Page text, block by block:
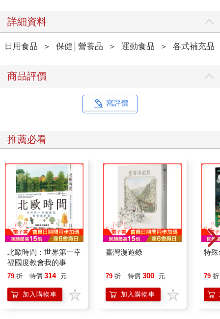
詳細資料
日用食品 ＞ 保健│營養品 ＞ 運動食品 ＞ 各式補充品
商品評價
寫評價
推薦必看
北歐時間：世界第一幸
福國度教會我的事
79 折 特價 314 元
加入購物車
臺灣漫遊錄
79 折 特價 300 元
加入購物車
特
79 折